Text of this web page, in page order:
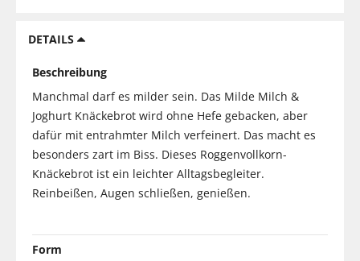
DETAILS
Beschreibung
Manchmal darf es milder sein. Das Milde Milch &
Joghurt Knäckebrot wird ohne Hefe gebacken, aber
dafür mit entrahmter Milch verfeinert. Das macht es
besonders zart im Biss. Dieses Roggenvollkorn-
Knäckebrot ist ein leichter Alltagsbegleiter.
Reinbeißen, Augen schließen, genießen.
Form